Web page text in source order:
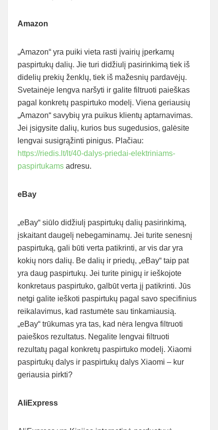
Amazon
„Amazon“ yra puiki vieta rasti įvairių įperkamų
paspirtukų dalių. Jie turi didžiulį pasirinkimą tiek iš
didelių prekių ženklų, tiek iš mažesnių pardavėjų.
Svetainėje lengva naršyti ir galite filtruoti paieškas
pagal konkretų paspirtuko modelį. Viena geriausių
„Amazon“ savybių yra puikus klientų aptarnavimas.
Jei įsigysite dalių, kurios bus sugedusios, galėsite
lengvai susigrąžinti pinigus. Plačiau:
https://riedis.lt/lt/40-dalys-priedai-elektriniams-
paspirtukams adresu.
eBay
„eBay“ siūlo didžiulį paspirtukų dalių pasirinkimą,
įskaitant daugelį nebegaminamų. Jei turite senesnį
paspirtuką, gali būti verta patikrinti, ar vis dar yra
kokių nors dalių. Be dalių ir priedų, „eBay“ taip pat
yra daug paspirtukų. Jei turite pinigų ir ieškojote
konkretaus paspirtuko, galbūt verta jį patikrinti. Jūs
netgi galite ieškoti paspirtukų pagal savo specifinius
reikalavimus, kad rastumėte sau tinkamiausią.
„eBay“ trūkumas yra tas, kad nėra lengva filtruoti
paieškos rezultatus. Negalite lengvai filtruoti
rezultatų pagal konkretų paspirtuko modelį. Xiaomi
paspirtukų dalys ir paspirtukų dalys Xiaomi – kur
geriausia pirkti?
AliExpress